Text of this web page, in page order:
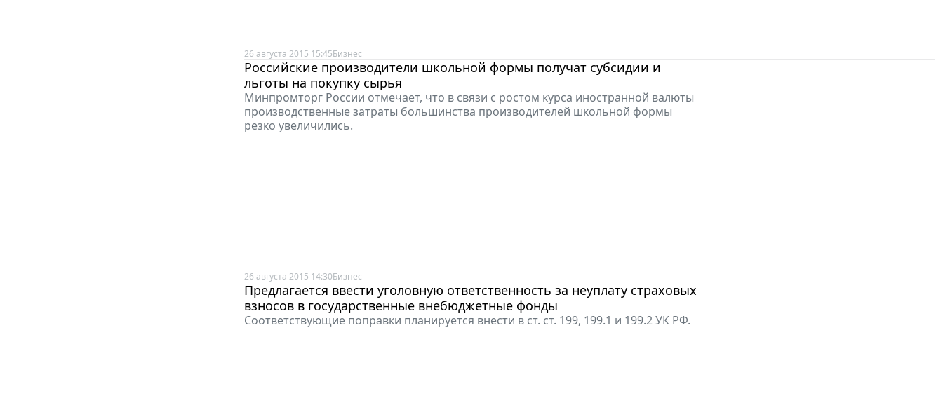
26 августа 2015 15:45Бизнес
Российские производители школьной формы получат субсидии и
льготы на покупку сырья
Минпромторг России отмечает, что в связи с ростом курса иностранной валюты
производственные затраты большинства производителей школьной формы
резко увеличились.
26 августа 2015 14:30Бизнес
Предлагается ввести уголовную ответственность за неуплату страховых
взносов в государственные внебюджетные фонды
Соответствующие поправки планируется внести в ст. ст. 199, 199.1 и 199.2 УК РФ.